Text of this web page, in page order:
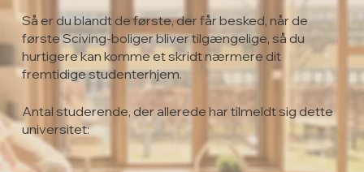
Så er du blandt de første, der får besked, når de
første Sciving-boliger bliver tilgængelige, så du
hurtigere kan komme et skridt nærmere dit
fremtidige studenterhjem.
Antal studerende, der allerede har tilmeldt sig dette
universitet: